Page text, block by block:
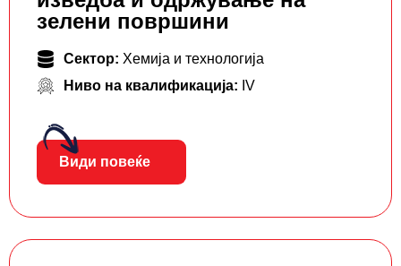
зелени површини
Сектор: Хемија и технологија
Ниво на квалификација: IV
Види повеќе